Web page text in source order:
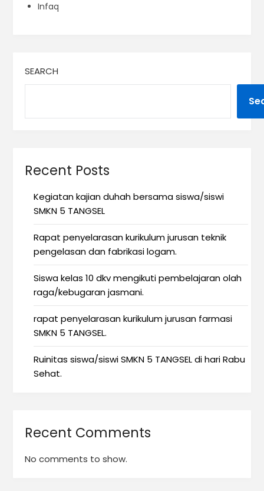
Infaq
SEARCH
Recent Posts
Kegiatan kajian duhah bersama siswa/siswi
SMKN 5 TANGSEL
Rapat penyelarasan kurikulum jurusan teknik
pengelasan dan fabrikasi logam.
Siswa kelas 10 dkv mengikuti pembelajaran olah
raga/kebugaran jasmani.
rapat penyelarasan kurikulum jurusan farmasi
SMKN 5 TANGSEL.
Ruinitas siswa/siswi SMKN 5 TANGSEL di hari Rabu
Sehat.
Recent Comments
No comments to show.